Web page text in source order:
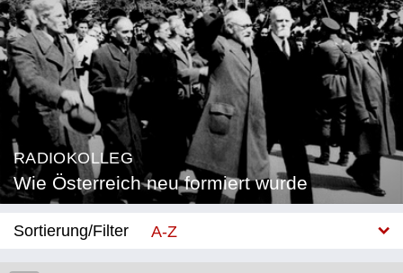
RADIOKOLLEG
Wie Österreich neu formiert wurde
Sortierung/Filter
A-Z